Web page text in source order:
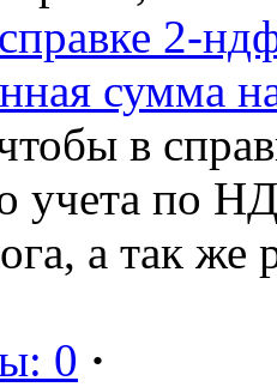
2-
сумма
в
учета по
а так же
0 ·